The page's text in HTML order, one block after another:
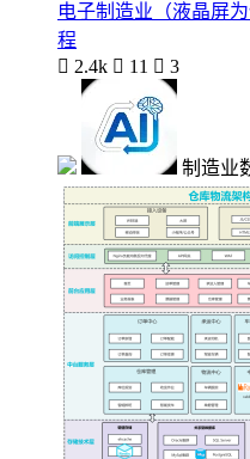
电子制造业（液晶屏
程
 2.4k  11  3
制造业